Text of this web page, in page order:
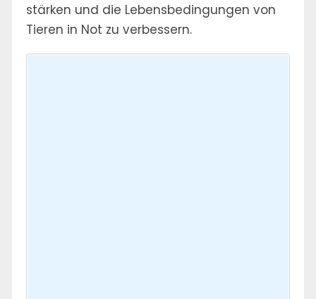
stärken und die Lebensbedingungen von
Tieren in Not zu verbessern.